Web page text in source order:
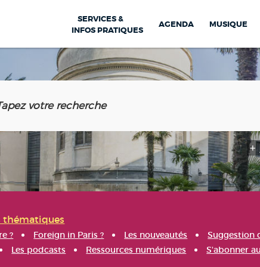
SERVICES &
INFOS PRATIQUES
AGENDA MUSIQUE
thématiques
? Foreign in Paris ? Les nouveautés Suggestion
Les podcasts Ressources numériques S'abonner